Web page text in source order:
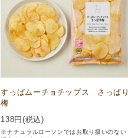
すっぱムーチョチップス さっぱり
梅
138円(税込)
※ナチュラルローソンではお取り扱いのない